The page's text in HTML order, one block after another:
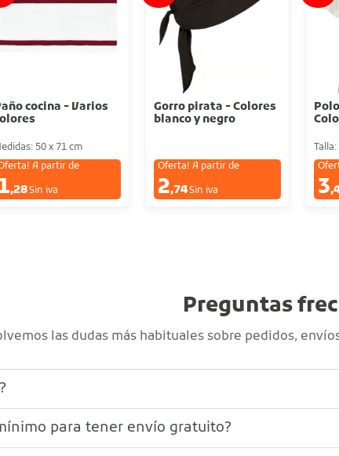
cocina - Varios
50 x 71 cm
A partir de
,28Sin iva
Gorro pirata - Colores
blanco y negro
Oferta! A partir de
2,74Sin iva
Talla:
3
Preguntas
las dudas más habituales sobre pedidos,
para tener envío gratuito?